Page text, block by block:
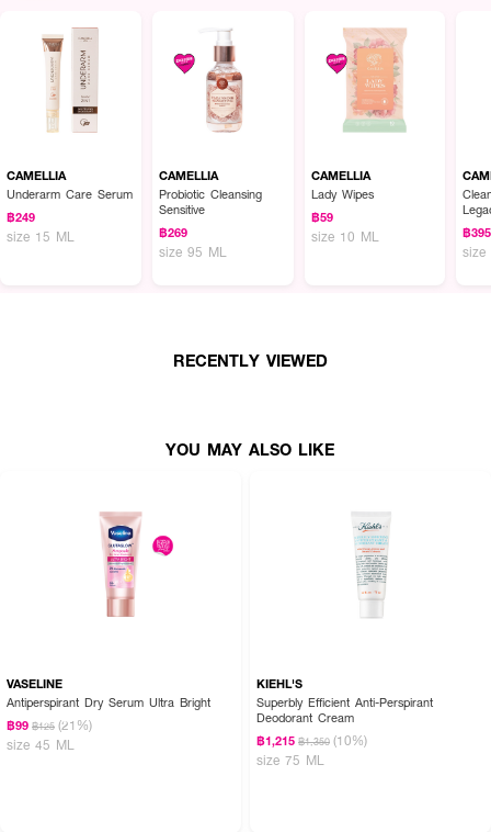
ผลลัพธ์ที่ได้ :
CAMELLIA Underarm Care Serumเซรั่มรักแร้ขาว ระงับกลิ่นกายยาวนาน ลด
เหงื่อ ลดตุ่มหนังไก่ เนียนนุ่ม ไม่ทิ้งคราบเหลือง
· ระงับกลิ่นกาย ยาวนาน
· ลดการสะสมแบคทีเรีย
· บำรุงรักแร้ ขาว เนียนนุ่ม
CAMELLIA
Underarm Care Serum
฿249
size 15 ML
CAMELLIA
Probiotic Cleansing
Sensitive
฿269
size 95 ML
CAMELLIA
Lady Wipes
฿59
size 10 ML
฿395
size
RECENTLY VIEWED
YOU MAY ALSO LIKE
VASELINE
Antiperspirant Dry Serum Ultra Bright
฿99 ฿125 (21%)
size 45 ML
KIEHL'S
Superbly Efficient Anti-Perspirant
Deodorant Cream
฿1,215 ฿1,350 (10%)
size 75 ML